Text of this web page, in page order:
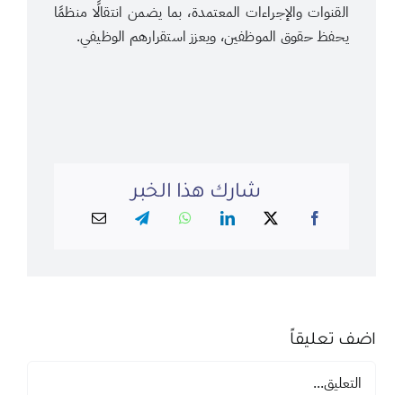
القنوات والإجراءات المعتمدة، بما يضمن انتقالًا منظمًا
يحفظ حقوق الموظفين، ويعزز استقرارهم الوظيفي.
شارك هذا الخبر
اضف تعليقاً